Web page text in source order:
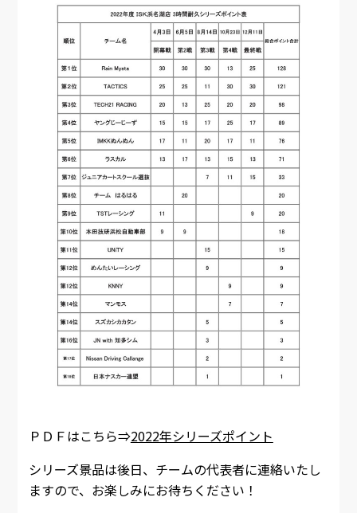
ＰＤＦはこちら⇒2022年シリーズポイント
シリーズ景品は後日、チームの代表者に連絡いたし
ますので、お楽しみにお待ちください！